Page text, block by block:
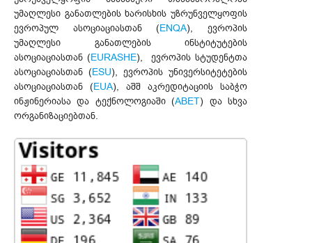
უმაღლესი განათლების ხარისხის უზრუნველყოფის
ევროპულ ასოციაციასთან (ENQA), ევროპის
უმაღლესი განათლების ინსტიტუტების
ასოციაციასთან (EURASHE), ევროპის სტუდენტთა
ასოციაციასთან (ESU), ევროპის უნივერსიტეტების
ასოციაციასთან (EUA), აშშ აკრედიტაციის საბჭო
ინჟინერიასა და ტექნოლოგიაში (ABET) და სხვა
ორგანიზაციებთან.